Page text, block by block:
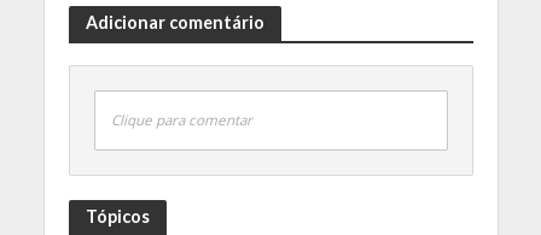
Adicionar comentário
Clique para comentar
Tópicos